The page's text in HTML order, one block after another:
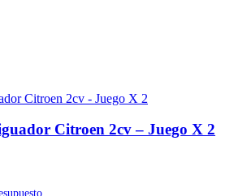
Citroen 2cv – Juego X 2